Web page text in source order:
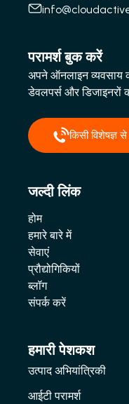
परामर्श बुक करें
अपने ऑनलाइन व्यवसाय
डेवलपर्स और डिजाइनरों
किसी विशेषज्ञ
जल्दी लिंक
होम
हमारे बारे में
सेवाएं
प्रौद्योगिकियों
ब्लॉग
संपर्क करें
हमारी पेशकश
उत्पाद अभियांत्रिकी
आईटी परामर्श